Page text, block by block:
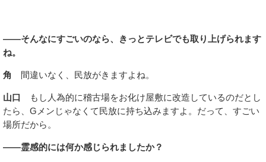
――そんなにすごいのなら、きっとテレビでも取り上げられます
ね。
角 間違いなく、民放がきますよね。
山口
もし人為的に稽古場をお化け屋敷に改造しているのだとし
たら、Gメンじゃなくて民放に持ち込みますよ。だって、すごい
場所だから。
――霊感的には何か感じられましたか？